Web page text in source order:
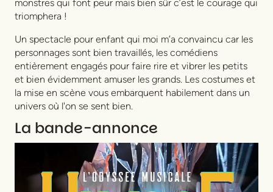
monstres qui font peur mais bien sûr c’est le courage qui
triomphera !
Un spectacle pour enfant qui moi m’a convaincu car les
personnages sont bien travaillés, les comédiens
entièrement engagés pour faire rire et vibrer les petits
et bien évidemment amuser les grands. Les costumes et
la mise en scène vous embarquent habilement dans un
univers où l'on se sent bien.
La bande-annonce